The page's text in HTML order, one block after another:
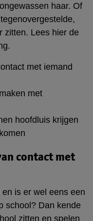
haar. Of
zitten. Lees hier de
met iemand
met
hoofdluis krijgen
contact met
is er wel eens een
school? Dan kende
zitten en spelen